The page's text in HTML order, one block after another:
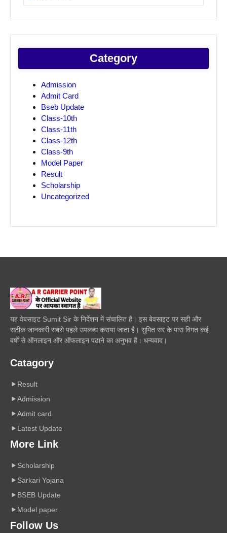
Category
Admission
Admit Card
Bseb Update
Class-10th
Class-11th
Class-12th
Class-9th
Model Paper
Result
Scholarship
Uncategorized
यह वेबसाइट Sumit Sir के निर्देशन में संचालित है। इस बेवसाइट पर सही और
सटीक जानकारी सबसे पहले उपलब्ध कराया जाता है। सुमित सर के पास विगत कई
वर्षों से ऑनलाइन और ऑफलाइन पढाने का अनुभव है। धन्यवाद।
Catagory
Result
Admission
Admit card
Latest Update
More Link
Scholarship
Sarkari Yojana
BSEB Update
Model paper
Follow Us